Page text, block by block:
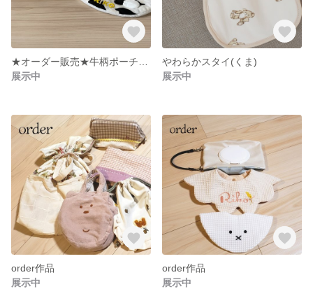
展示中
やわらかスタイ(くま)
展示中
order作品
展示中
order作品
展示中